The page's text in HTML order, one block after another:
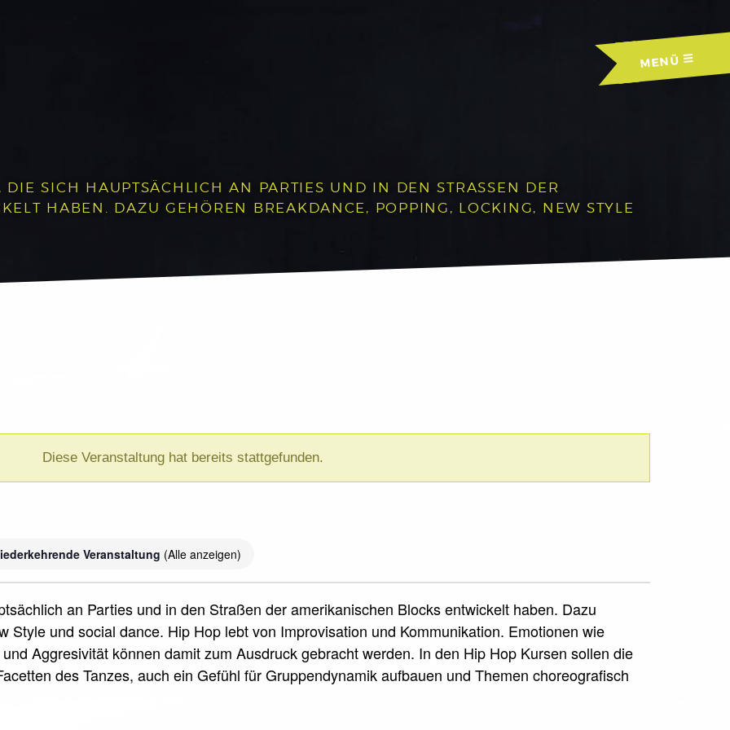
MENÜ
SICH HAUPTSÄCHLICH AN PARTIES UND IN DEN STRASSEN DER A
HABEN. DAZU GEHÖREN BREAKDANCE, POPPING, LOCKING, NEW STYLE U
Diese Veranstaltung hat bereits stattgefunden.
Veranstaltung (Alle anzeigen)
an Parties und in den Straßen der amerikanischen Blocks entwickelt haben. Dazu
Style und social dance. Hip Hop lebt von Improvisation und Kommunikation. Emotionen wie
Aggresivität können damit zum Ausdruck gebracht werden. In den Hip Hop Kursen sollen die
des Tanzes, auch ein Gefühl für Gruppendynamik aufbauen und Themen choreografisch